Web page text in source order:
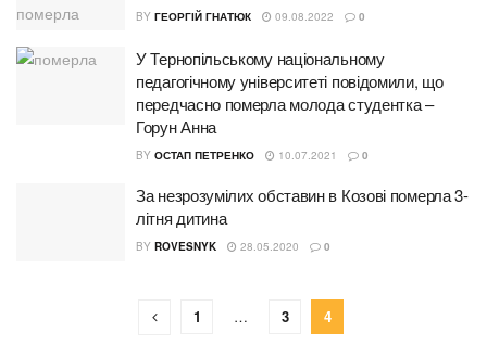
BY ГЕОРГІЙ ГНАТЮК 09.08.2022 0
У Тернопільському національному
педагогічному університеті повідомили, що
передчасно померла молода студентка –
Горун Анна
BY ОСТАП ПЕТРЕНКО 10.07.2021 0
За незрозумілих обставин в Козові померла 3-
літня дитина
BY ROVESNYK 28.05.2020 0
1 … 3 4